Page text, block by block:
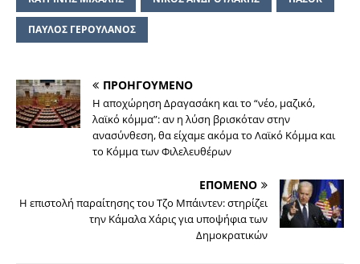
ΠΑΥΛΟΣ ΓΕΡΟΥΛΑΝΟΣ
ΠΡΟΗΓΟΥΜΕΝΟ
Η αποχώρηση Δραγασάκη και το “νέο, μαζικό,
λαϊκό κόμμα”: αν η λύση βρισκόταν στην
ανασύνθεση, θα είχαμε ακόμα το Λαϊκό Κόμμα και
το Κόμμα των Φιλελευθέρων
ΕΠΟΜΕΝΟ
Η επιστολή παραίτησης του Τζο Μπάιντεν: στηρίζει
την Κάμαλα Χάρις για υποψήφια των
Δημοκρατικών